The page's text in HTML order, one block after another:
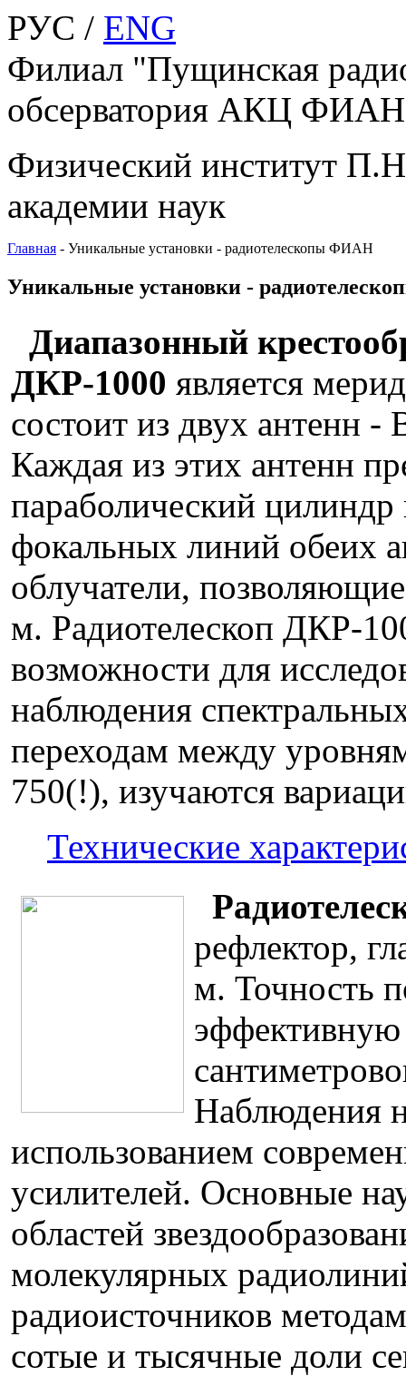
РУС / ENG
Филиал "Пущинская
обсерватория АКЦ
Физический институт
академии наук
Главная - Уникальные установки - радиотелескопы ФИАН
Уникальные установки -
Диапазонный
ДКР-1000 является
состоит из двух антенн
Каждая из этих антенн
параболический
фокальных линий обеих
облучатели,
м. Радиотелескоп ДКР-
возможности для
наблюдения
переходам между
750(!), изучаются
Технические
рефлектор,
м. Точность
эффективную
Наблюдения
использованием
усилителей. Основные
областей
молекулярных
радиоисточников
сотые и тысячные доли